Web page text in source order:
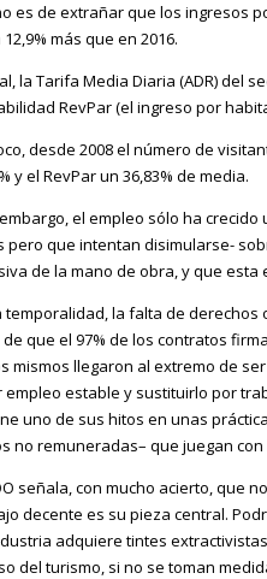
es de extrañar que los ingresos
más que en 2016.
la Tarifa Media Diaria (ADR) del
RevPar (el ingreso por
desde 2008 el número de
y el RevPar un 36,83% de media.
el empleo sólo ha
pero que intentan disimularse-
de la mano de obra, y que
temporalidad, la falta de
que el 97% de los contratos
mismos llegaron al extremo de
estable y sustituirlo por
uno de sus hitos en unas
no remuneradas– que juegan
señala, con mucho acierto, que
decente es su pieza central.
adquiere tintes
del turismo, si no se toman